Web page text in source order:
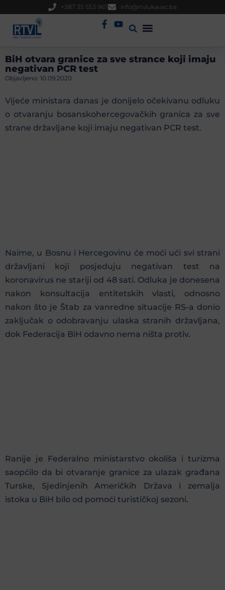
+387 35 553 967 info@rtvlukavac.ba
BiH otvara granice za sve strance koji imaju
negativan PCR test
Objavljeno: 10.09.2020.
Vijeće ministara danas je donijelo očekivanu odluku
o otvaranju bosanskohercegovačkih granica za sve
strane državljane koji imaju negativan PCR test.
Naime, u Bosnu i Hercegovinu će moći ući svi strani
državljani koji posjeduju negativan test na
koronavirus ne stariji od 48 sati. Odluka je donesena
nakon konsultacija entitetskih vlasti, odnosno
nakon što je Štab za vanredne situacije RS-a donio
zaključak o odobravanju ulaska stranih državljana,
dok Federacija BiH odavno nema ništa protiv.
Ranije je Federalno ministarstvo okoliša i turizma
saopćilo da bi otvaranje granice za ulazak građana
Turske, Sjedinjenih Američkih Država i zemalja
istoka u BiH bilo od pomoći turističkoj sezoni.